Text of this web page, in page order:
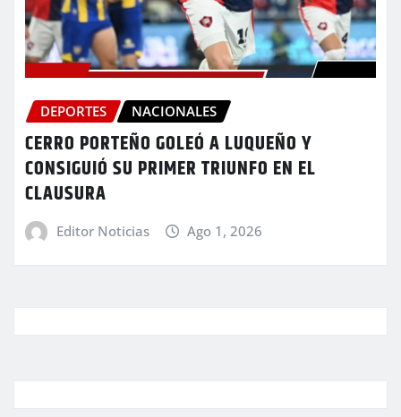
DEPORTES NACIONALES
CERRO PORTEÑO GOLEÓ A LUQUEÑO Y
CONSIGUIÓ SU PRIMER TRIUNFO EN EL
CLAUSURA
Editor Noticias Ago 1, 2026